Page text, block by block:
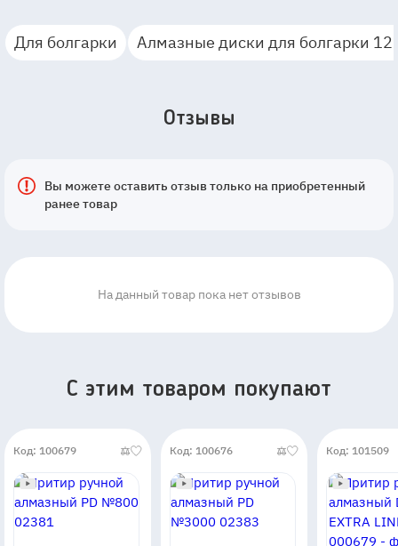
Для болгарки Алмазные диски для болгарки
Отзывы
Вы можете оставить отзыв только на приобретенный
ранее товар
На данный товар пока нет отзывов
C этим товаром покупают
Код: 100679 Код: 100676 Код: 101509